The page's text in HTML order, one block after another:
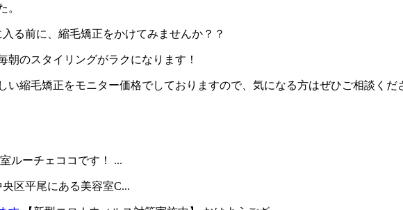
。
る前に、縮毛矯正をかけてみませんか？？
のスタイリングがラクになります！
い縮毛矯正をモニター価格でしておりますので、気になる方はぜひご相談くだ
ルーチェココです！ ...
区平尾にある美容室C...